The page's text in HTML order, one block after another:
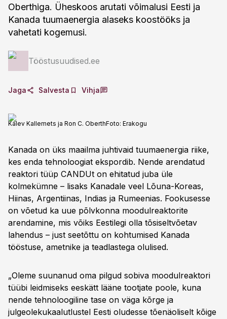
Oberthiga. Üheskoos arutati võimalusi Eesti ja
Kanada tuumaenergia alaseks koostööks ja
vahetati kogemusi.
Tööstusuudised.ee
Jaga Salvesta Vihja
Kalev Kallemets ja Ron C. OberthFoto: Erakogu
Kanada on üks maailma juhtivaid tuumaenergia riike,
kes enda tehnoloogiat ekspordib. Nende arendatud
reaktori tüüp CANDUt on ehitatud juba üle
kolmekümne – lisaks Kanadale veel Lõuna-Koreas,
Hiinas, Argentiinas, Indias ja Rumeenias. Fookusesse
on võetud ka uue põlvkonna moodulreaktorite
arendamine, mis võiks Eestilegi olla tõsiseltvõetav
lahendus – just seetõttu on kohtumised Kanada
tööstuse, ametnike ja teadlastega olulised.
„Oleme suunanud oma pilgud sobiva moodulreaktori
tüübi leidmiseks eeskätt lääne tootjate poole, kuna
nende tehnoloogiline tase on väga kõrge ja
julgeolekukaalutlustel Eesti oludesse tõenäoliselt kõige